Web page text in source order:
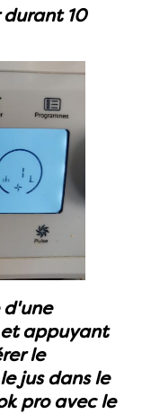
10
d'une
et appuyant
le
jus dans le
pro avec le